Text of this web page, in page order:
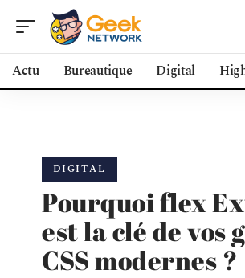
Actu Bureautique Digital
DIGITAL
Pourquoi flex
est la clé de vos
CSS modernes ?